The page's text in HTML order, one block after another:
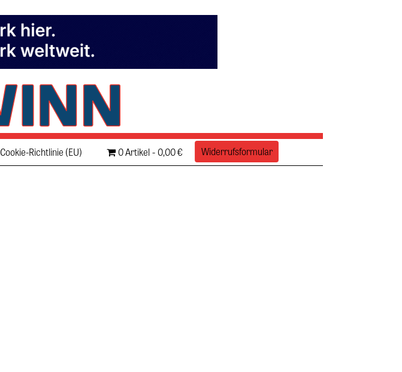
Cookie-Richtlinie (EU) 0 Artikel 0,00 € Widerrufsformular